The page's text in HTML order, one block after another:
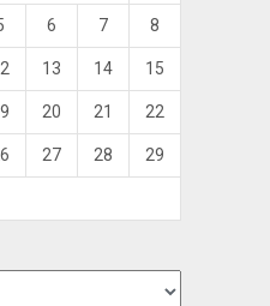
6 7 8
13 14 15
20 21 22
27 28 29